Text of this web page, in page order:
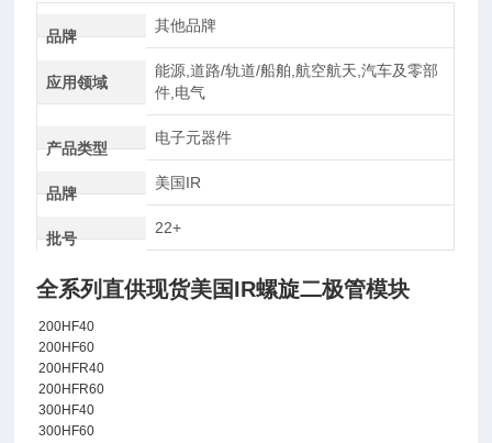
品牌
其他品牌
应用领域
能源,道路/轨道/船舶,航空航天,汽车及零部
件,电气
产品类型
电子元器件
品牌
美国IR
批号
22+
全系列直供现货美国IR螺旋二极管模块
200HF40
200HF60
200HFR40
200HFR60
300HF40
300HF60